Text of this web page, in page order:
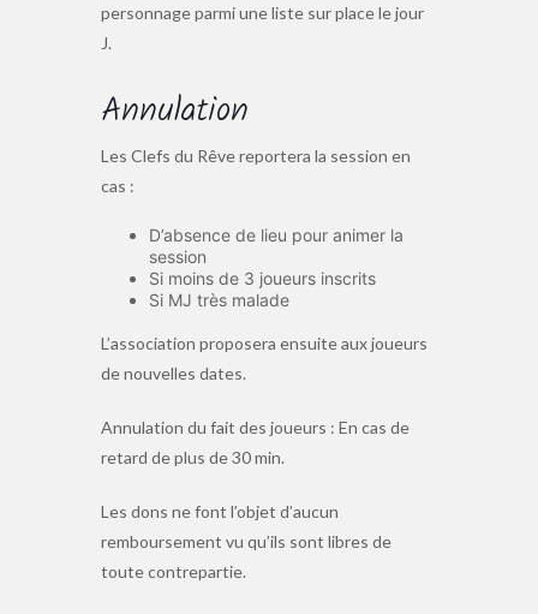
personnage parmi une liste sur place le jour
J.
Annulation
Les Clefs du Rêve reportera la session en
cas :
D’absence de lieu pour animer la
session
Si moins de 3 joueurs inscrits
Si MJ très malade
L’association proposera ensuite aux joueurs
de nouvelles dates.
Annulation du fait des joueurs : En cas de
retard de plus de 30 min.
Les dons ne font l’objet d’aucun
remboursement vu qu’ils sont libres de
toute contrepartie.